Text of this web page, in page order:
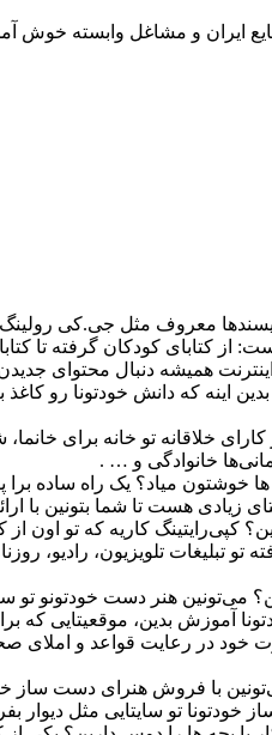
ایران و مشاغل وابسته خوش
کودکان گرفته تا
همیشه دنبال محتوای
بدین اینه که دانش خودتونا رو
کارای خلاقانه تو خانه برای
خانوادگی و … .
خوشتون میاد؟ یک راه ساده
زیادی هست تا شما بتونین با
کپی‌رایتینگ کاریه که تو اون
تبلیغات تلویزیون، رادیو،
هنر دست خودتونو تو
آموزش بدین، موقعیتایی که
خود در رعایت قواعد و املای
با فروش هنرای دست ساز
تو سایتایی مثل دیوار